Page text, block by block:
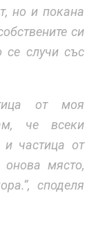
но и покана
си
се случи със
от моя
че всеки
частица от
място,
споделя